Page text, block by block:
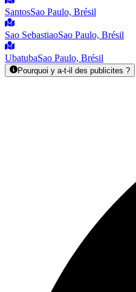
SantosSao Paulo, Brésil
Sao SebastiaoSao Paulo, Brésil
UbatubaSao Paulo, Brésil
Pourquoi y a-t-il des publicites ?